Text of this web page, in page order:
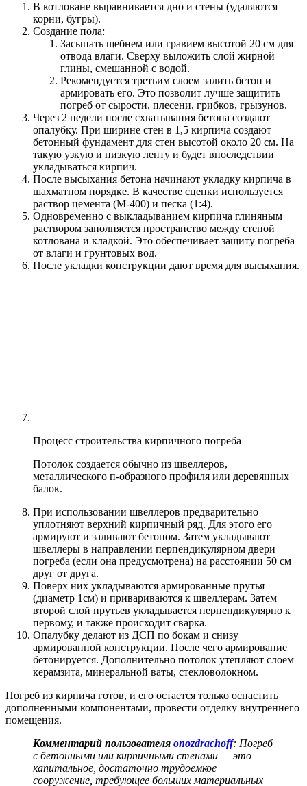
В котловане выравнивается дно и стены (удаляются
корни, бугры).
Создание пола:
Засыпать щебнем или гравием высотой 20 см для
отвода влаги. Сверху выложить слой жирной
глины, смешанной с водой.
Рекомендуется третьим слоем залить бетон и
армировать его. Это позволит лучше защитить
погреб от сырости, плесени, грибков, грызунов.
Через 2 недели после схватывания бетона создают
опалубку. При ширине стен в 1,5 кирпича создают
бетонный фундамент для стен высотой около 20 см. На
такую узкую и низкую ленту и будет впоследствии
укладываться кирпич.
После высыхания бетона начинают укладку кирпича в
шахматном порядке. В качестве сцепки используется
раствор цемента (М-400) и песка (1:4).
Одновременно с выкладыванием кирпича глиняным
раствором заполняется пространство между стеной
котлована и кладкой. Это обеспечивает защиту погреба
от влаги и грунтовых вод.
После укладки конструкции дают время для высыхания.
Процесс строительства кирпичного погреба
Потолок создается обычно из швеллеров,
металлического п-образного профиля или деревянных
балок.
При использовании швеллеров предварительно
уплотняют верхний кирпичный ряд. Для этого его
армируют и заливают бетоном. Затем укладывают
швеллеры в направлении перпендикулярном двери
погреба (если она предусмотрена) на расстоянии 50 см
друг от друга.
Поверх них укладываются армированные прутья
(диаметр 1см) и привариваются к швеллерам. Затем
второй слой прутьев укладывается перпендикулярно к
первому, и также происходит сварка.
Опалубку делают из ДСП по бокам и снизу
армированной конструкции. После чего армирование
бетонируется. Дополнительно потолок утепляют слоем
керамзита, минеральной ваты, стекловолокном.
Погреб из кирпича готов, и его остается только оснастить
дополненными компонентами, провести отделку внутреннего
помещения.
Комментарий пользователя onozdrachoff: Погреб
с бетонными или кирпичными стенами — это
капитальное, достаточно трудоемкое
сооружение, требующее больших материальных